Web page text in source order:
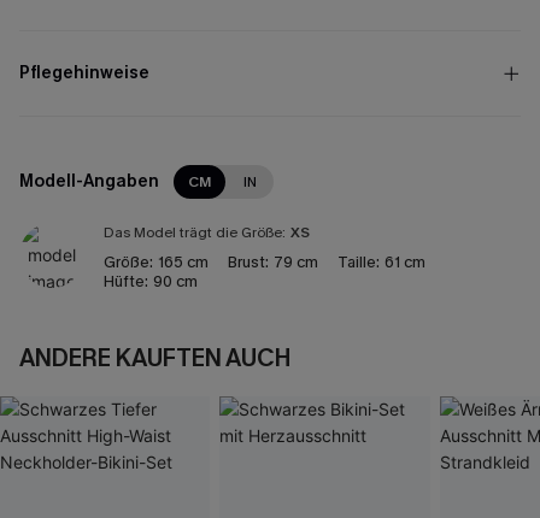
Pflegehinweise
Modell-Angaben CM IN
Das Model trägt die Größe: XS
Größe: 165 cm Brust: 79 cm Taille: 61 cm
Hüfte: 90 cm
ANDERE KAUFTEN AUCH